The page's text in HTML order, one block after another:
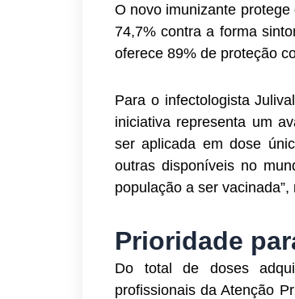
O novo imunizante
74,7% contra a forma
oferece 89% de proteção
Para o infectologista
iniciativa representa um
ser aplicada em dose
outras disponíveis no
população a ser vacinada”,
Prioridade
Do total de doses
profissionais da Atenção